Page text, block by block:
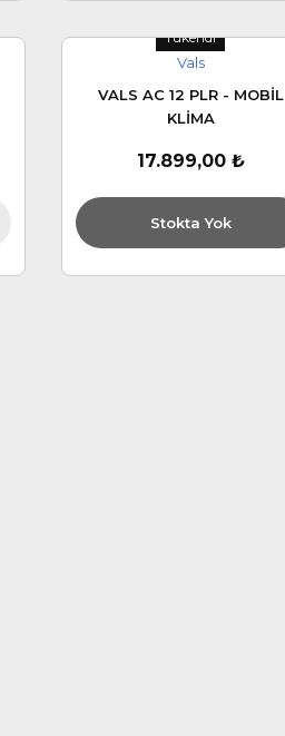
Tükendi
Vals
VALS AC 12 PLR - MOBİL
KLİMA
17.899,00 ₺
Stokta Yok